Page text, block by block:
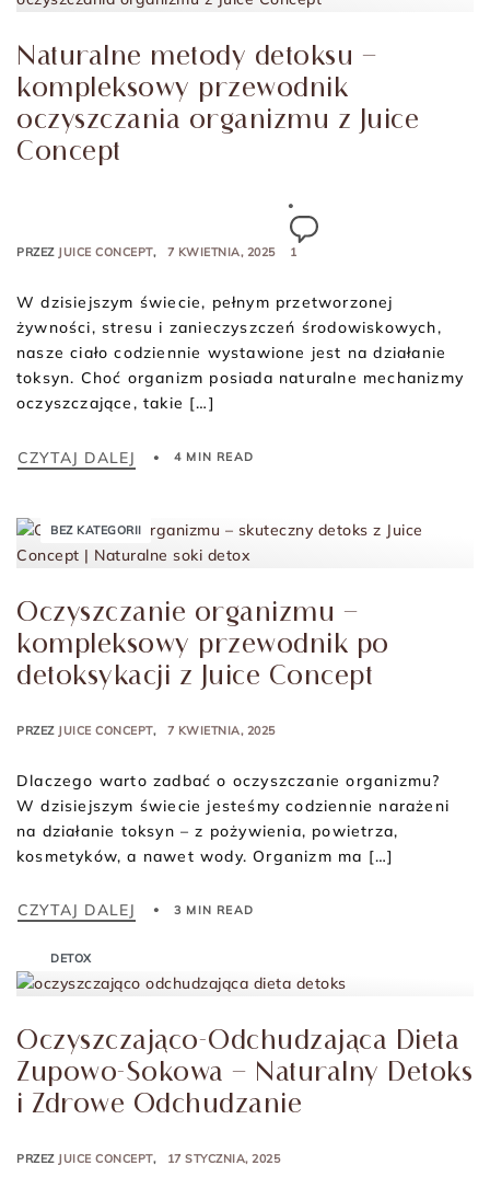
Naturalne metody detoksu –
kompleksowy przewodnik
oczyszczania organizmu z Juice
Concept
PRZEZ JUICE CONCEPT 7 KWIETNIA, 2025 1
W dzisiejszym świecie, pełnym przetworzonej
żywności, stresu i zanieczyszczeń środowiskowych,
nasze ciało codziennie wystawione jest na działanie
toksyn. Choć organizm posiada naturalne mechanizmy
oczyszczające, takie […]
CZYTAJ DALEJ 4 MIN READ
BEZ KATEGORII
Oczyszczanie organizmu –
kompleksowy przewodnik po
detoksykacji z Juice Concept
PRZEZ JUICE CONCEPT 7 KWIETNIA, 2025
Dlaczego warto zadbać o oczyszczanie organizmu?
W dzisiejszym świecie jesteśmy codziennie narażeni
na działanie toksyn – z pożywienia, powietrza,
kosmetyków, a nawet wody. Organizm ma […]
CZYTAJ DALEJ 3 MIN READ
DETOX
Oczyszczająco-Odchudzająca Dieta
Zupowo-Sokowa – Naturalny Detoks
i Zdrowe Odchudzanie
PRZEZ JUICE CONCEPT 17 STYCZNIA, 2025